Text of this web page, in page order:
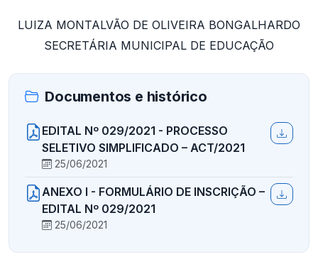
LUIZA MONTALVÃO DE OLIVEIRA BONGALHARDO
SECRETÁRIA MUNICIPAL DE EDUCAÇÃO
Documentos e histórico
EDITAL Nº 029/2021 - PROCESSO
SELETIVO SIMPLIFICADO – ACT/2021
25/06/2021
ANEXO I - FORMULÁRIO DE INSCRIÇÃO –
EDITAL Nº 029/2021
25/06/2021